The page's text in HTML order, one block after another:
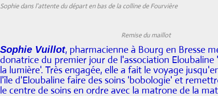
Sophie dans l'attente du départ en bas de la colline de Fourvière
Remise du maillot
Sophie Vuillot, pharmacienne à Bourg en Bresse
donatrice du premier jour de l'association Eloubaline
la lumière'. Très engagée, elle a fait le voyage
l'île d'Eloubaline faire des soins 'bobologie' et
le centre de soins en ordre avec la matrone de la